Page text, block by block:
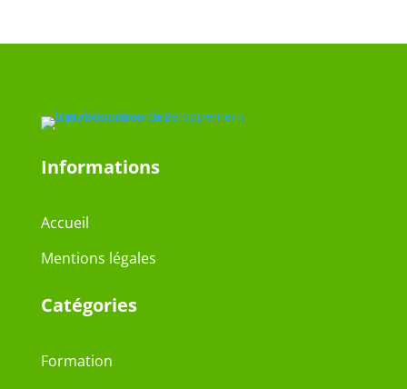
Informations
Accueil
Mentions légales
Catégories
Formation